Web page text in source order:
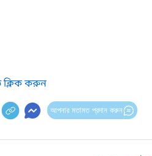
ক্লিক করুন
আপনার মতামত প্রদান করুন